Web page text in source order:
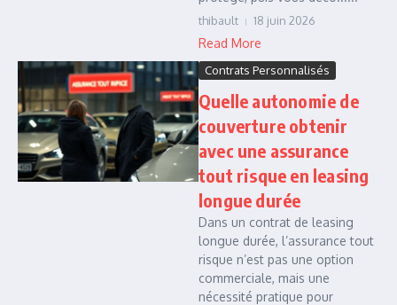
thibault 18 juin 2026
Read More
Contrats Personnalisés
Quelle autonomie de
couverture obtenir
avec une assurance
tout risque en leasing
longue durée
Dans un contrat de leasing
longue durée, l’assurance tout
risque n’est pas une option
commerciale, mais une
nécessité pratique pour